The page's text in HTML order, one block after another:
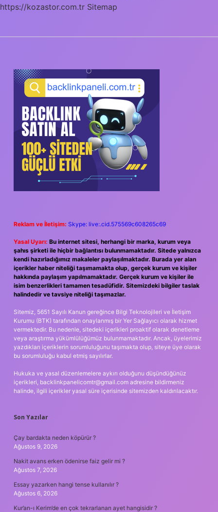
https://kozastor.com.tr Sitemap
SIDEBAR
Reklam ve İletişim: Skype: live:.cid.575569c608265c69
Yasal Uyarı: Bu internet sitesi, herhangi bir marka, kurum veya
şahıs şirketi ile hiçbir bağlantısı bulunmamaktadır. Sitede yalnızca
kendi hazırladığımız makaleler paylaşılmaktadır. Burada yer alan
içerikler haber niteliği taşımamakta olup, gerçek kurum ve kişiler
hakkında paylaşım yapılmamaktadır. Gerçek kurum ve kişiler ile
isim benzerlikleri tamamen tesadüfidir. Sitemizdeki bilgiler taslak
halindedir ve tavsiye niteliği taşımazlar.
Sitemiz, 5651 Sayılı Kanun gereğince Bilgi Teknolojileri ve İletişim
Kurumu (BTK) tarafından onaylanmış bir Yer Sağlayıcı olarak hizmet
vermektedir. Bu nedenle, sitedeki içerikleri proaktif olarak denetleme
veya araştırma yükümlülüğümüz bulunmamaktadır. Ancak, üyelerimiz
yazdıkları içeriklerin sorumluluğunu taşımakta olup, siteye üye olarak
bu sorumluluğu kabul etmiş sayılırlar.
Hukuka ve yasal düzenlemelere aykırı olduğunu düşündüğünüz
içerikleri, backlinkpanelicomtr@gmail.com adresine bildirmeniz
halinde, ilgili içerikler yasal süre içerisinde sitemizden kaldırılacaktır.
Son Yazılar
Çay bardakta neden köpürür ?
Ağustos 9, 2026
Nakit avans erken ödenirse faiz gelir mi ?
Ağustos 7, 2026
Essay yazarken hangi tense kullanılır ?
Ağustos 6, 2026
Kur’an-ı Kerim’de en çok tekrarlanan ayet hangisidir ?